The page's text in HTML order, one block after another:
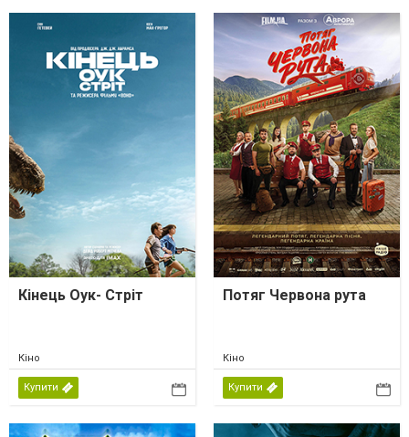
Кінець Оук- Стріт
Кіно
Купити
Потяг Червона рута
Кіно
Купити